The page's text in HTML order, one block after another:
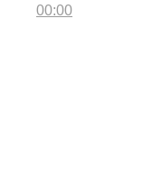
00:00